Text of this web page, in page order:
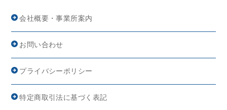
会社概要・事業所案内
お問い合わせ
プライバシーポリシー
特定商取引法に基づく表記